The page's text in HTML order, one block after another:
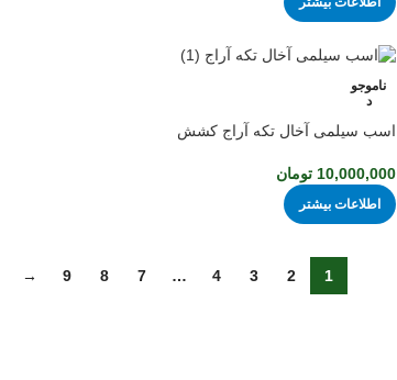
ناموجو
د
اسب سیلمی آخال تکه آراج کشش
10,000,000 تومان
اطلاعات بیشتر
1
2
3
4
…
7
8
9
→